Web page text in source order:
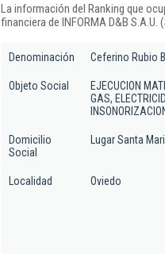
La información del Ranking que
financiera de INFORMA D&B S.A.U.
Denominación Ceferino Rubio
Objeto Social
EJECUCION
GAS,
Domicilio
Social
Lugar Santa
Localidad Oviedo